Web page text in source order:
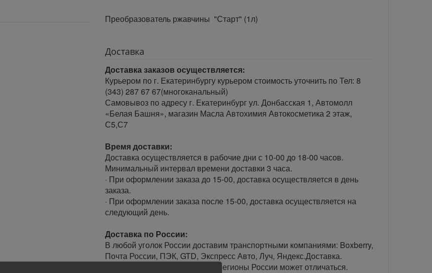
Преобразователь ржавчины "Старт" (1л)
Доставка
Доставка заказов осуществляется:
Курьером по г. Екатеринбургу курьером стоимость уточнить по Тел: 8
(343) 287 67 67(многоканальный)
Самовывоз по адресу г. Екатеринбург ул. Донбасская 1, Автомолл
«Белая Башня», магазин Масла Автохимия Автокосметика 2 этаж,
С5,С7
Время доставки:
Доставка осуществляется в рабочие дни с 10-00 до 18-00 часов.
Минимальный интервал времени доставки 3 часа.
· При оформлении заказа до 15-00, доставка осуществляется в день
заказа.
· При оформлении заказа после 15-00, доставка осуществляется на
следующий день.
Доставка по России:
В любой уголок России доставим транспортными компаниями: Boxberry,
Почта России, ПЭК, GTD, Экспресс Авто, Луч, Яндекс.Доставка.
Стоимость доставки в разные регионы России может отличаться.